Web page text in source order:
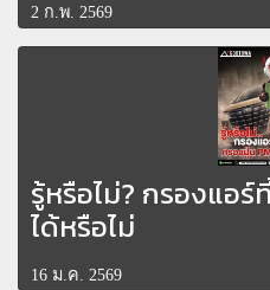
2 ก.พ. 2569
รู้หรือไม่? กรองแอ
ได้หรือไม่
16 ม.ค. 2569